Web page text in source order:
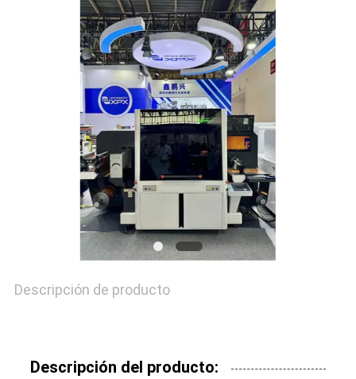
CONTROL
CALIDAD
CONTACTA
NOSOTROS
NOTICIAS
Descripción de producto
Descripción del producto: